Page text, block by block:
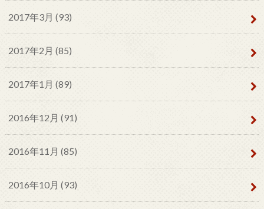
2017年3月 (93)
2017年2月 (85)
2017年1月 (89)
2016年12月 (91)
2016年11月 (85)
2016年10月 (93)